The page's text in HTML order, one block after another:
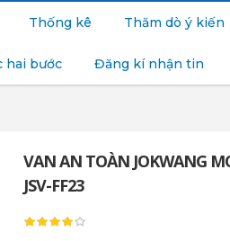
Thống kê Thăm dò ý kiến
hai bước Đăng kí nhận tin
VAN AN TOÀN JOKWANG
JSV-FF23